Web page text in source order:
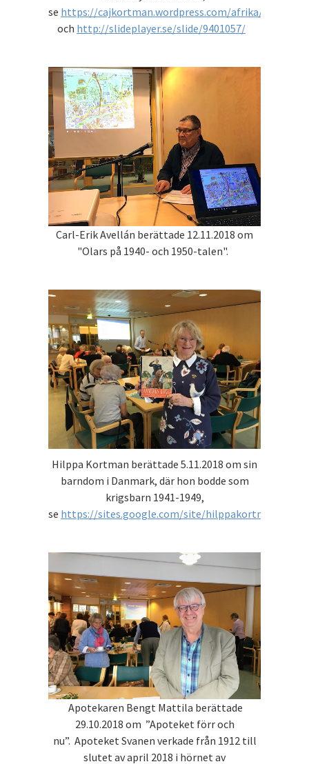
se https://cajkortman.wordpress.com/afrika/kenya/
och http://slideplayer.se/slide/9401057/
Carl-Erik Avellán berättade 12.11.2018 om
"Olars på 1940- och 1950-talen".
Hilppa Kortman berättade 5.11.2018 om sin
barndom i Danmark, där hon bodde som
krigsbarn 1941-1949,
se https://sites.google.com/site/hilppakortman/
Apotekaren Bengt Mattila berättade
29.10.2018 om ”Apoteket förr och
nu”. Apoteket Svanen verkade från 1912 till
slutet av april 2018 i hörnet av